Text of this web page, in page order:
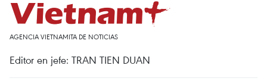
AGENCIA VIETNAMITA DE NOTICIAS
Editor en jefe: TRAN TIEN DUAN